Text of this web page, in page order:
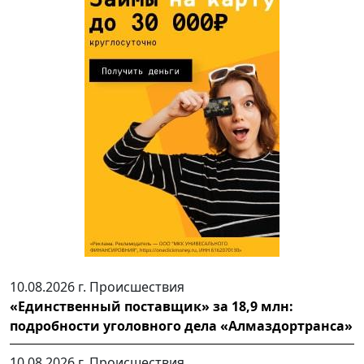
10.08.2026 г. Происшествия
«Единственный поставщик» за 18,9 млн:
подробности уголовного дела «Алмаздортранса»